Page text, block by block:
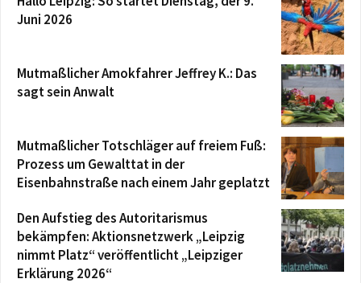
Juni 2026
Mutmaßlicher Amokfahrer Jeffrey K.: Das
sagt sein Anwalt
Mutmaßlicher Totschläger auf freiem Fuß:
Prozess um Gewalttat in der
Eisenbahnstraße nach einem Jahr geplatzt
Den Aufstieg des Autoritarismus
bekämpfen: Aktionsnetzwerk „Leipzig
nimmt Platz“ veröffentlicht „Leipziger
Erklärung 2026“